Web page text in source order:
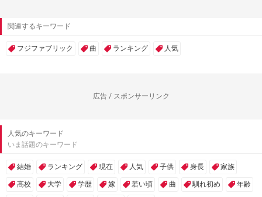
関連するキーワード
フジファブリック 曲 ランキング 人気
広告 / スポンサーリンク
人気のキーワード
いま話題のキーワード
結婚 ランキング 現在 人気 子供 身長 家族
高校 大学 学歴 嫁 若い頃 曲 馴れ初め 年齢